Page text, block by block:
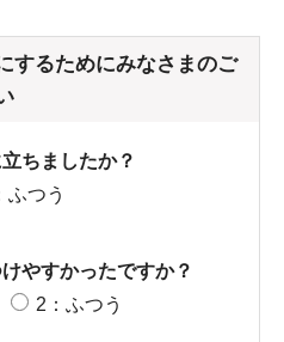
するためにみなさまのご
ちましたか？
ふつう
やすかったですか？
2：ふつう